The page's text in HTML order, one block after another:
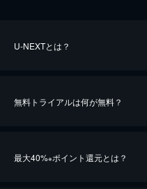
U-NEXTとは？
無料トライアルは何が無料？
最大40%※ポイント還元とは？